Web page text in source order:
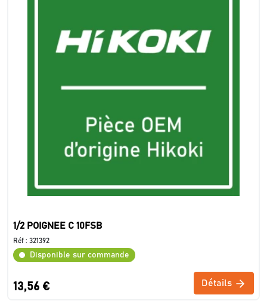
1/2 POIGNEE C 10FSB
Réf : 321392
Disponible sur commande
13,56 € Détails